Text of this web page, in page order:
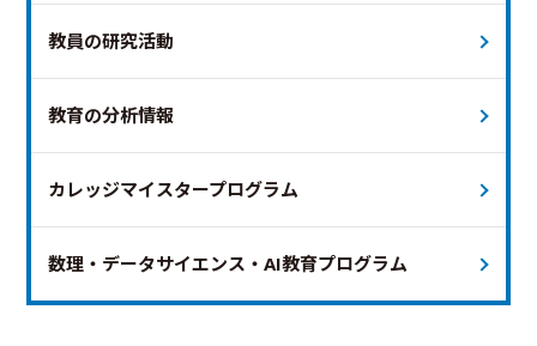
教員の研究活動
教育の分析情報
カレッジマイスタープログラム
数理・データサイエンス・AI教育プログラム